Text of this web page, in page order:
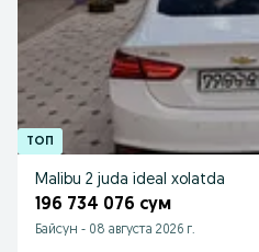
Malibu 2 juda ideal xolatda
196 734 076 сум
Байсун - 08 августа 2026 г.